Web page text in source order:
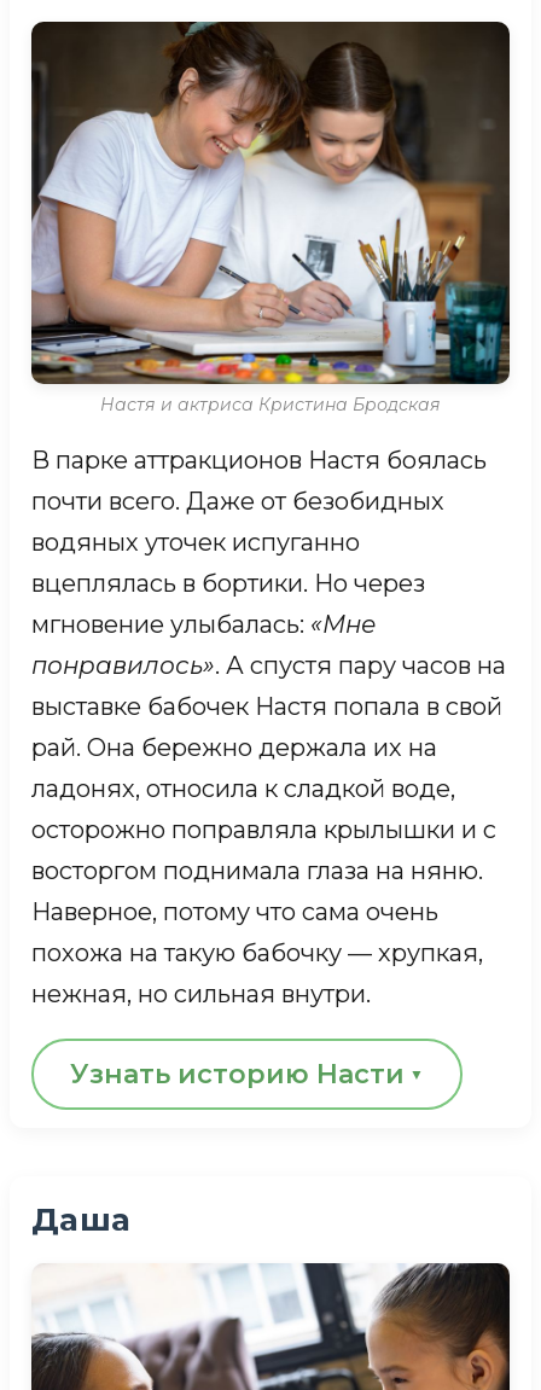
ниточек и браслетики из резиночек, а
ее любимая игра — «Уно». Иногда
Вале хочется побыть одной, в тишине.
Приезжая на реабилитацию в хоспис,
она старается уединиться, погулять по
тихим аллеям и немножко отдохнуть
от суеты. А еще она с удовольствием
помогает на кухне замешивать тесто
на блины. После лечения руки начали
отлично готовит. Ее коронные блюда
— фруктовые и овощные салаты. Валя
смело смотрит вперед, туда, где ее
ждет независимая жизнь.
КАРТИНА ВАЛИ И ДАРЬИ
Настя и актриса Кристина Бродская
В парке аттракционов Настя боялась
почти всего. Даже от безобидных
водяных уточек испуганно
вцеплялась в бортики. Но через
мгновение улыбалась: «Мне
понравилось». А спустя пару часов на
выставке бабочек Настя попала в свой
рай. Она бережно держала их на
ладонях, относила к сладкой воде,
осторожно поправляла крылышки и с
восторгом поднимала глаза на няню.
Наверное, потому что сама очень
похожа на такую бабочку — хрупкая,
нежная, но сильная внутри.
Узнать историю Насти
боли в локте, плохо видела и почти
ничего не слышала. Поначалу,
приехав лечиться в Москву, Настя
была очень закрытой.«Я не могла
Даша